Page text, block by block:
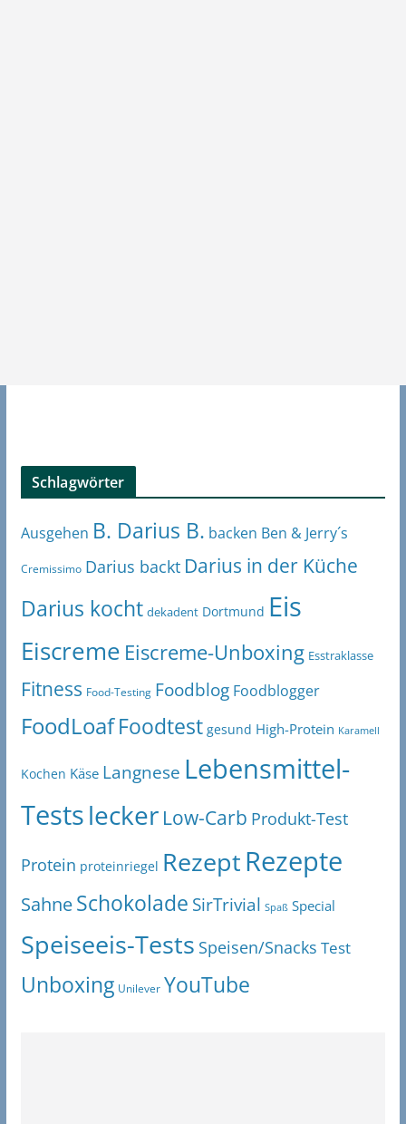
Schlagwörter
Ausgehen B. Darius B. backen Ben & Jerry´s
Cremissimo Darius backt Darius in der Küche
Darius kocht dekadent Dortmund Eis
Eiscreme Eiscreme-Unboxing Esstraklasse
Fitness Food-Testing Foodblog Foodblogger
FoodLoaf Foodtest gesund High-Protein Karamell
Kochen Käse Langnese Lebensmittel-
Testslecker Low-Carb Produkt-Test
Protein proteinriegel RezeptRezepte
SahneSchokolade SirTrivial Spaß Special
Speiseeis-Tests Speisen/Snacks Test
Unboxing Unilever YouTube